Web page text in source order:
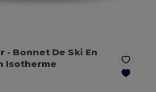
- Bonnet De Ski En
Isotherme